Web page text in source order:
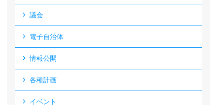
議会
電子自治体
情報公開
各種計画
イベント